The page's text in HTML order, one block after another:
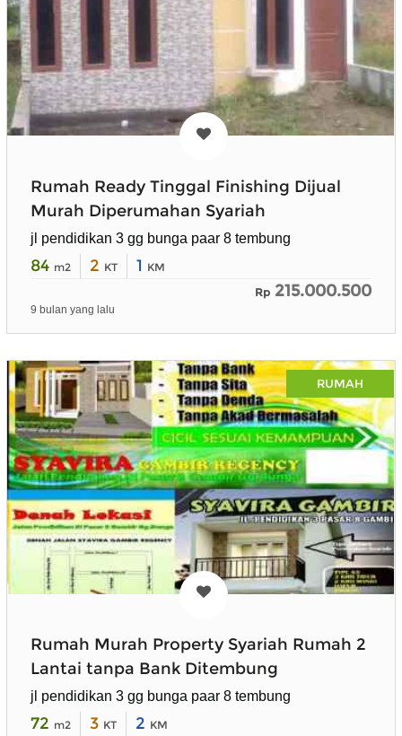
Rumah Ready Tinggal Finishing Dijual
Murah Diperumahan Syariah
jl pendidikan 3 gg bunga paar 8 tembung
84 m2 2 KT 1 KM
Rp 215.000.500
9 bulan yang lalu
RUMAH
Rumah Murah Property Syariah Rumah 2
Lantai tanpa Bank Ditembung
jl pendidikan 3 gg bunga paar 8 tembung
72 m2 3 KT 2 KM